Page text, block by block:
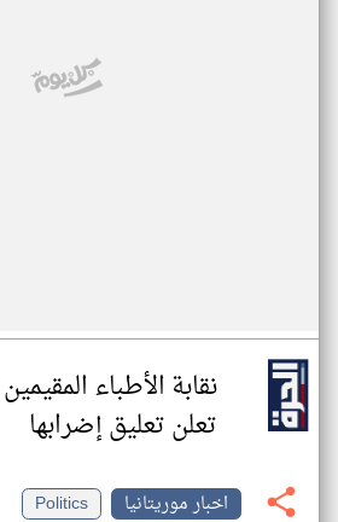
نقابة الأطباء
تعلن تعليق إضرابها
اخبار موريتانيا
Politics